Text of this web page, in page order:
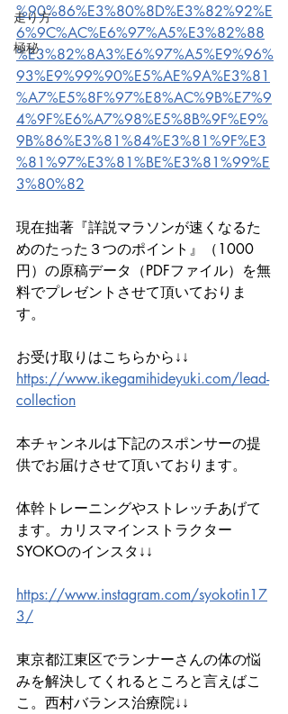
走り方
極秘
%90%86%E3%80%8D%E3%82%92%E
6%9C%AC%E6%97%A5%E3%82%88
%E3%82%8A3%E6%97%A5%E9%96%
93%E9%99%90%E5%AE%9A%E3%81
%A7%E5%8F%97%E8%AC%9B%E7%9
4%9F%E6%A7%98%E5%8B%9F%E9%
9B%86%E3%81%84%E3%81%9F%E3
%81%97%E3%81%BE%E3%81%99%E
3%80%82
現在拙著『詳説マラソンが速くなるた
めのたった３つのポイント』（1000
円）の原稿データ（PDFファイル）を無
料でプレゼントさせて頂いておりま
す。
お受け取りはこちらから↓↓
https://www.ikegamihideyuki.com/lead-
collection
本チャンネルは下記のスポンサーの提
供でお届けさせて頂いております。
体幹トレーニングやストレッチあげて
ます。カリスマインストラクター
SYOKOのインスタ↓↓
https://www.instagram.com/syokotin17
3/
東京都江東区でランナーさんの体の悩
みを解決してくれるところと言えばこ
こ。西村バランス治療院↓↓